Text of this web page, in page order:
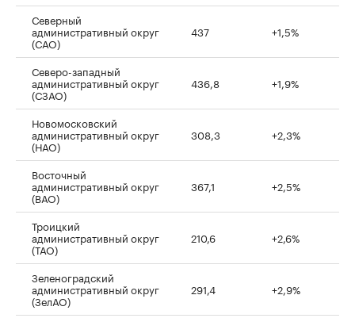
Северный
административный округ
(САО)
437 +1,5%
Северо-западный
административный округ
(СЗАО)
436,8 +1,9%
Новомосковский
административный округ
(НАО)
308,3 +2,3%
Восточный
административный округ
(ВАО)
367,1 +2,5%
Троицкий
административный округ
(ТАО)
210,6 +2,6%
Зеленоградский
административный округ
(ЗелАО)
291,4 +2,9%